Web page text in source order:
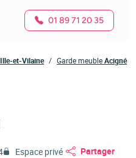
01 89 71 20 35
Ille-et-Vilaine Garde meubleAcigné
Espace privé Partager